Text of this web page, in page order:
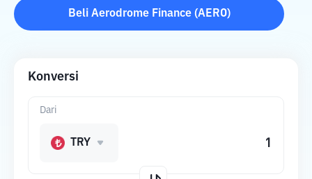
Beli Aerodrome Finance(AERO)
Konversi
Dari
TRY